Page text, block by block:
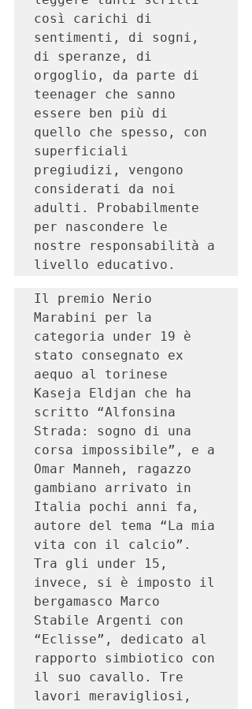
così carichi di
sentimenti, di sogni,
di speranze, di
orgoglio, da parte di
teenager che sanno
essere ben più di
quello che spesso, con
superficiali
pregiudizi, vengono
considerati da noi
adulti. Probabilmente
per nascondere le
nostre responsabilità a
livello educativo.
Il premio Nerio
Marabini per la
categoria under 19 è
stato consegnato ex
aequo al torinese
Kaseja Eldjan che ha
scritto “Alfonsina
Strada: sogno di una
corsa impossibile”, e a
Omar Manneh, ragazzo
gambiano arrivato in
Italia pochi anni fa,
autore del tema “La mia
vita con il calcio”.
Tra gli under 15,
invece, si è imposto il
bergamasco Marco
Stabile Argenti con
“Eclisse”, dedicato al
rapporto simbiotico con
il suo cavallo. Tre
lavori meravigliosi,